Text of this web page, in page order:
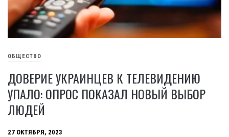
ОБЩЕСТВО
ДОВЕРИЕ УКРАИНЦЕВ К ТЕЛЕВИДЕНИЮ
УПАЛО: ОПРОС ПОКАЗАЛ НОВЫЙ ВЫБОР
ЛЮДЕЙ
27 ОКТЯБРЯ, 2023